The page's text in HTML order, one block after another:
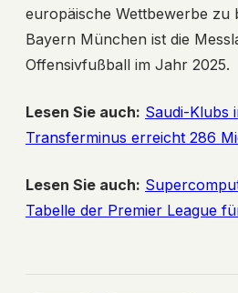
europäische Wettbewerbe zu
Bayern München ist die
Offensivfußball im Jahr 2025.
Lesen Sie auch: Saudi-Klubs
Transferminus erreicht 286
Lesen Sie auch:
Tabelle der Premier League